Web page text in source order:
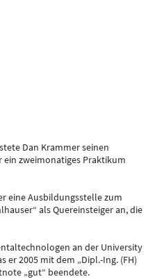
Dan Krammer seinen
zweimonatiges Praktikum
eine Ausbildungsstelle zum
als Quereinsteiger an, die
an der University
er 2005 mit dem „Dipl.-Ing. (FH)
„gut“ beendete.